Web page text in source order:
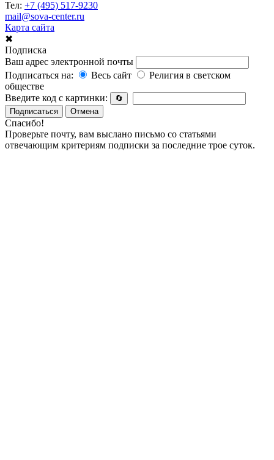
Тел: +7 (495) 517-9230
mail@sova-center.ru
Карта сайта
✖
Подписка
Ваш адрес электронной почты
Подписаться на:
Весь сайт
Религия в светском
обществе
Введите код с картинки:
🔄
Подписаться
Отмена
Спасибо!
Проверьте почту, вам выслано письмо со статьями
отвечающим критериям подписки за последние трое суток.